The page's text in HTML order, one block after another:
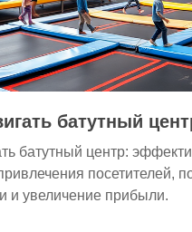
батутный
батутный центр:
посетителей,
и увеличение прибыли.